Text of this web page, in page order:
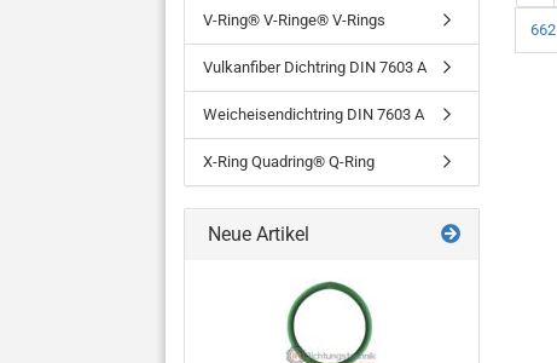
662
V-Ring® V-Ringe® V-Rings
Vulkanfiber Dichtring DIN 7603 A
Weicheisendichtring DIN 7603 A
X-Ring Quadring® Q-Ring
Neue Artikel